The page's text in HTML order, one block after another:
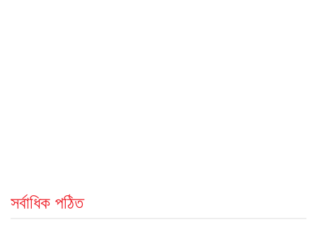
সর্বাধিক পঠিত